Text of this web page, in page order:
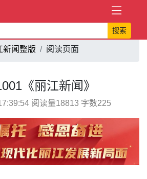
搜索
新闻整版 阅读页面
《丽江新闻》
阅读量18813 字数225